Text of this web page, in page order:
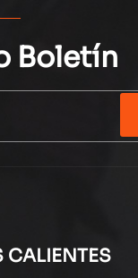
Boletín
CALIENTES